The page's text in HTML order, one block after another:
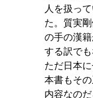
人を扱っ
た。質実
の手の漢
する訳で
ただ日本
本書もそ
内容なのだ